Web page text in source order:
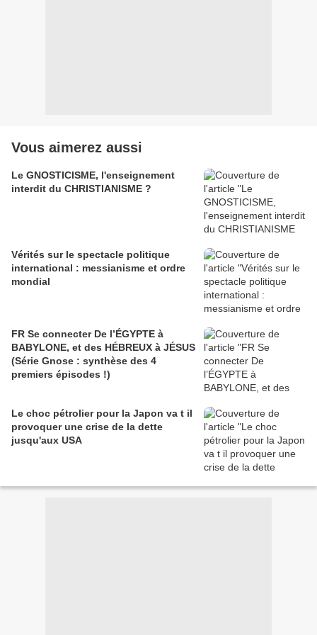
Vous aimerez aussi
Le GNOSTICISME, l'enseignement
interdit du CHRISTIANISME ?
Vérités sur le spectacle politique
international : messianisme et ordre
mondial
FR Se connecter De l’ÉGYPTE à
BABYLONE, et des HÉBREUX à JÉSUS
(Série Gnose : synthèse des 4
premiers épisodes !)
Le choc pétrolier pour la Japon va t il
provoquer une crise de la dette
jusqu'aux USA